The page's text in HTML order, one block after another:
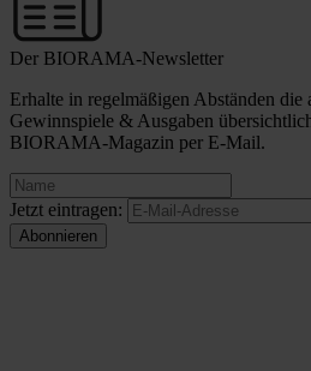
Der BIORAMA-Newsletter
Erhalte in regelmäßigen Abständen
Gewinnspiele & Ausgaben
BIORAMA-Magazin per E-Mail.
Jetzt eintragen: